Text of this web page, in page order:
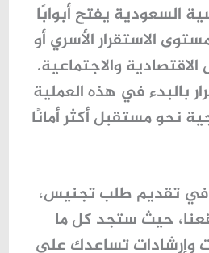
السعودية يفتح أبوابًا
الاستقرار الأسري أو
والاجتماعية.
بالبدء في هذه العملية
نحو مستقبل أكثر أمانًا
في تقديم طلب تجنيس،
حيث ستجد كل ما
وإرشادات تساعدك على